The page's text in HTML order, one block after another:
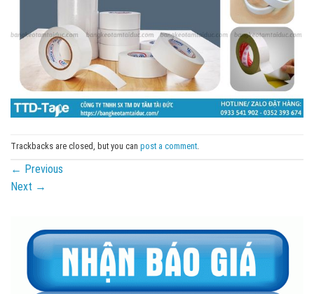
Trackbacks are closed, but you can post a comment
← Previous
Next →